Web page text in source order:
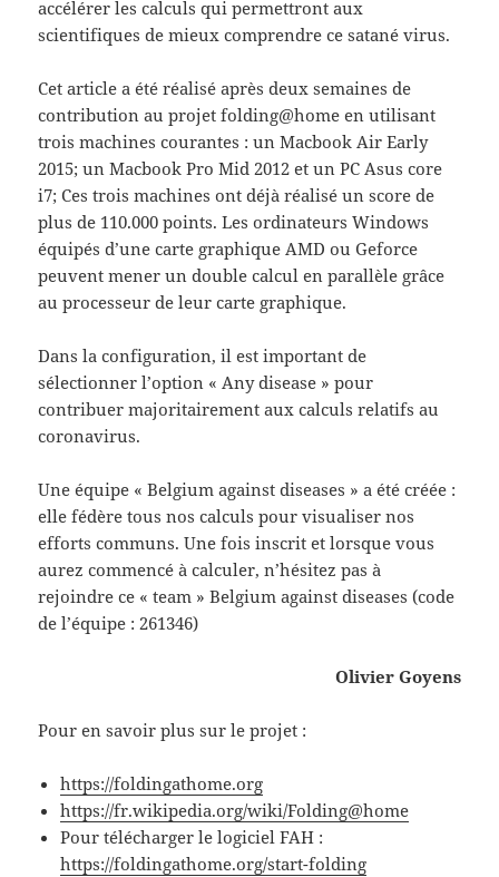
accélérer les calculs qui permettront aux
scientifiques de mieux comprendre ce satané virus.
Cet article a été réalisé après deux semaines de
contribution au projet folding@home en utilisant
trois machines courantes : un Macbook Air Early
2015; un Macbook Pro Mid 2012 et un PC Asus core
i7; Ces trois machines ont déjà réalisé un score de
plus de 110.000 points. Les ordinateurs Windows
équipés d’une carte graphique AMD ou Geforce
peuvent mener un double calcul en parallèle grâce
au processeur de leur carte graphique.
Dans la configuration, il est important de
sélectionner l’option « Any disease » pour
contribuer majoritairement aux calculs relatifs au
coronavirus.
Une équipe « Belgium against diseases » a été créée :
elle fédère tous nos calculs pour visualiser nos
efforts communs. Une fois inscrit et lorsque vous
aurez commencé à calculer, n’hésitez pas à
rejoindre ce « team » Belgium against diseases (code
de l’équipe : 261346)
Olivier Goyens
Pour en savoir plus sur le projet :
https://foldingathome.org
https://fr.wikipedia.org/wiki/Folding@home
Pour télécharger le logiciel FAH :
https://foldingathome.org/start-folding